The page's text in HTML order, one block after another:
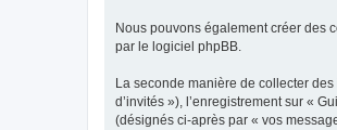
Nous pouvons également créer des
par le logiciel phpBB.
La seconde manière de collecter
d’invités »), l’enregistrement sur «
(désignés ci-après par « vos